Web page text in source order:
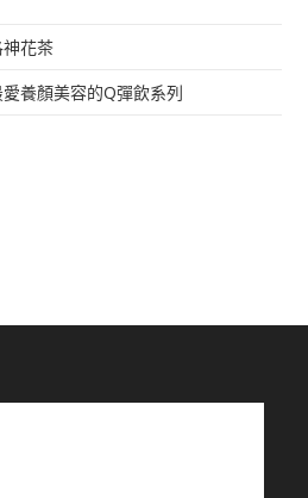
神花茶
養顏美容的Q彈飲系列